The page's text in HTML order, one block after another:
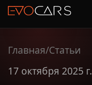
Главная/Статьи
17 октября 2025 г.